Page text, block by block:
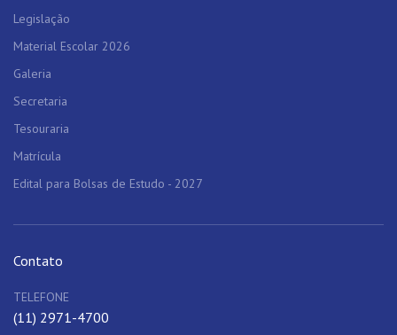
Legislação
Material Escolar 2026
Galeria
Secretaria
Tesouraria
Matrícula
Edital para Bolsas de Estudo - 2027
Contato
TELEFONE
(11) 2971-4700